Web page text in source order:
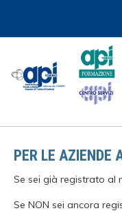
PER LE AZIENDE
Se sei già registrato al
Se NON sei ancora